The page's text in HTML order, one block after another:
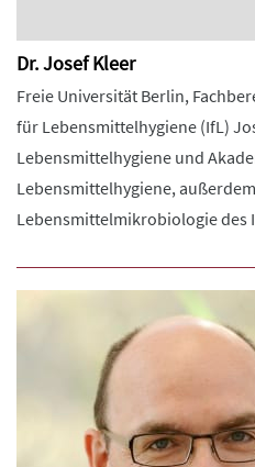
Dr. Josef Kleer
Freie Universität Berlin,
für Lebensmittelhygiene (IfL)
Lebensmittelhygiene und
Lebensmittelhygiene,
Lebensmittelmikrobiologie des